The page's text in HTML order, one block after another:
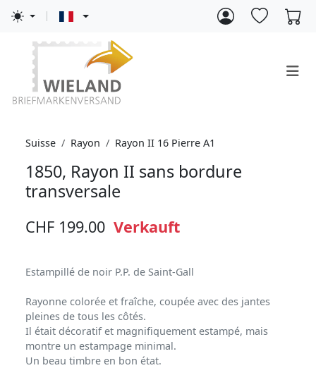
Suisse Rayon Rayon II 16 Pierre A1
1850, Rayon II sans bordure
transversale
CHF 199.00 Verkauft
Estampillé de noir P.P. de Saint-Gall
Rayonne colorée et fraîche, coupée avec des jantes
pleines de tous les côtés.
Il était décoratif et magnifiquement estampé, mais
montre un estampage minimal.
Un beau timbre en bon état.